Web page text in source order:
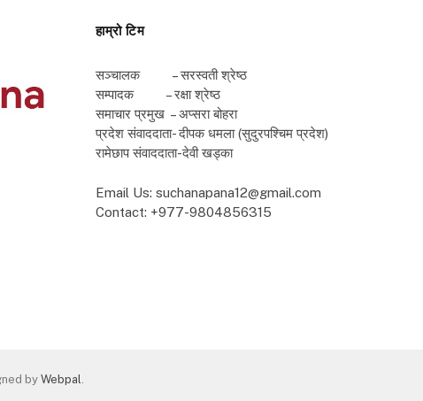
हाम्रो टिम
सञ्चालक – सरस्वती श्रेष्ठ
सम्पादक – रक्षा श्रेष्ठ
समाचार प्रमुख – अप्सरा बोहरा
प्रदेश संवाददाता- दीपक धमला (सुदुरपश्चिम प्रदेश)
रामेछाप संवाददाता-देवी खड्का
Email Us: suchanapana12@gmail.com
Contact: +977-9804856315
by Webpal.